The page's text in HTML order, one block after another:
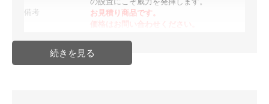
備考
お見積り商品です。
価格はお問い合わせください。
発送日目安
納期確認必要商品(取り寄せ・受注